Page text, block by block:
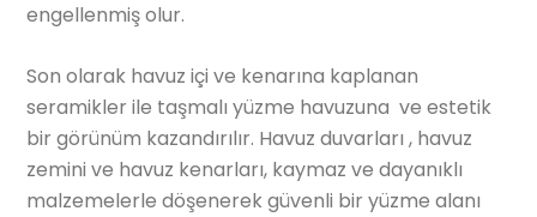
engellenmiş olur.
Son olarak havuz içi ve kenarına kaplanan
seramikler ile taşmalı yüzme havuzuna ve estetik
bir görünüm kazandırılır. Havuz duvarları , havuz
zemini ve havuz kenarları, kaymaz ve dayanıklı
malzemelerle döşenerek güvenli bir yüzme alanı